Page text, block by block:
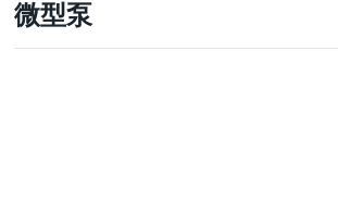
微型泵